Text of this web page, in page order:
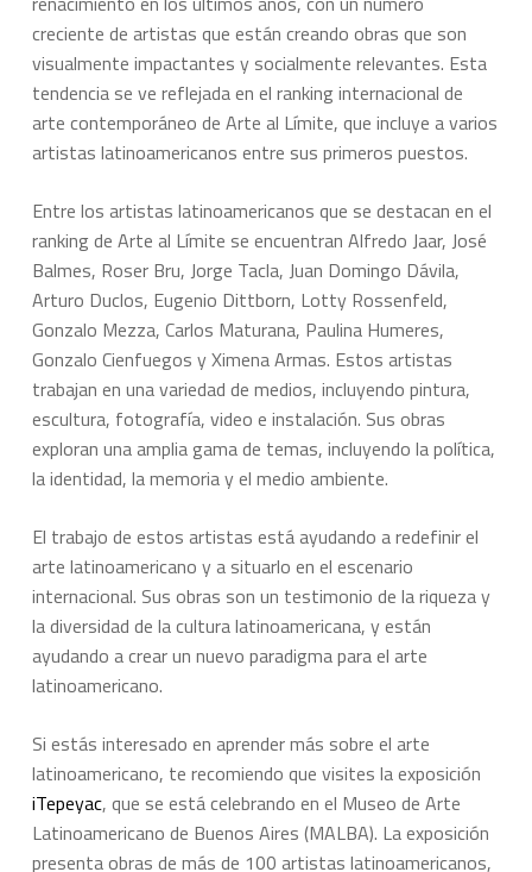
creciente de artistas que están creando obras que son
visualmente impactantes y socialmente relevantes. Esta
tendencia se ve reflejada en el ranking internacional de
arte contemporáneo de Arte al Límite, que incluye a varios
artistas latinoamericanos entre sus primeros puestos.
Entre los artistas latinoamericanos que se destacan en el
ranking de Arte al Límite se encuentran Alfredo Jaar, José
Balmes, Roser Bru, Jorge Tacla, Juan Domingo Dávila,
Arturo Duclos, Eugenio Dittborn, Lotty Rossenfeld,
Gonzalo Mezza, Carlos Maturana, Paulina Humeres,
Gonzalo Cienfuegos y Ximena Armas. Estos artistas
trabajan en una variedad de medios, incluyendo pintura,
escultura, fotografía, video e instalación. Sus obras
exploran una amplia gama de temas, incluyendo la política,
la identidad, la memoria y el medio ambiente.
El trabajo de estos artistas está ayudando a redefinir el
arte latinoamericano y a situarlo en el escenario
internacional. Sus obras son un testimonio de la riqueza y
la diversidad de la cultura latinoamericana, y están
ayudando a crear un nuevo paradigma para el arte
latinoamericano.
Si estás interesado en aprender más sobre el arte
latinoamericano, te recomiendo que visites la exposición
iTepeyac, que se está celebrando en el Museo de Arte
Latinoamericano de Buenos Aires (MALBA). La exposición
presenta obras de más de 100 artistas latinoamericanos,